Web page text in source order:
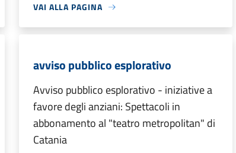
VAI ALLA PAGINA
avviso pubblico esplorativo
Avviso pubblico esplorativo - iniziative a
favore degli anziani: Spettacoli in
abbonamento al "teatro metropolitan" di
Catania